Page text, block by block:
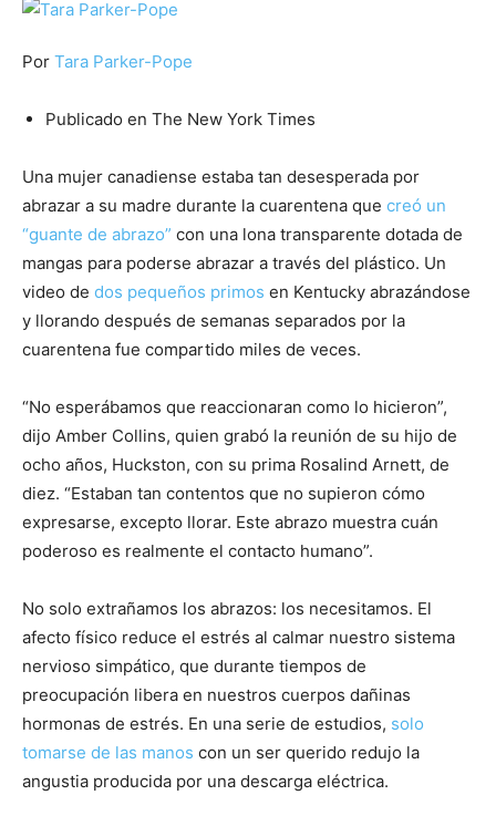
Por Tara Parker-Pope
Publicado en The New York Times
Una mujer canadiense estaba tan desesperada por
abrazar a su madre durante la cuarentena que creó un
“guante de abrazo” con una lona transparente dotada de
mangas para poderse abrazar a través del plástico. Un
video de dos pequeños primos en Kentucky abrazándose
y llorando después de semanas separados por la
cuarentena fue compartido miles de veces.
“No esperábamos que reaccionaran como lo hicieron”,
dijo Amber Collins, quien grabó la reunión de su hijo de
ocho años, Huckston, con su prima Rosalind Arnett, de
diez. “Estaban tan contentos que no supieron cómo
expresarse, excepto llorar. Este abrazo muestra cuán
poderoso es realmente el contacto humano”.
No solo extrañamos los abrazos: los necesitamos. El
afecto físico reduce el estrés al calmar nuestro sistema
nervioso simpático, que durante tiempos de
preocupación libera en nuestros cuerpos dañinas
hormonas de estrés. En una serie de estudios, solo
tomarse de las manos con un ser querido redujo la
angustia producida por una descarga eléctrica.